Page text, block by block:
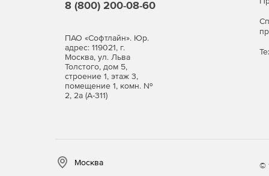
8 (800) 200-08-60
ПАО «Софтлайн». Юр.
адрес: 119021, г.
Москва, ул. Льва
Толстого, дом 5,
строение 1, этаж 3,
помещение 1, комн. №
2, 2а (А-311)
Москва ©